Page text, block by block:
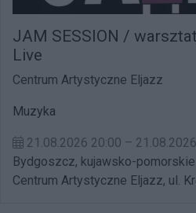
JAM SESSION /
Live
Centrum Artystyczne Eljazz
Muzyka
21.08.2026 20:00 –
Bydgoszcz, kujawsko-pomorskie
Centrum Artystyczne Eljazz, ul.